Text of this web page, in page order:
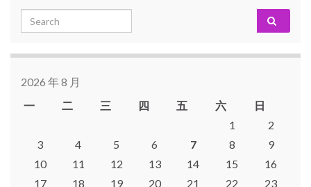
Search for:
2026 年 8 月
一
二 三 四 五 六
日
1
2
3
4 5 6 7 8
9
10
11 12 13 14 15
16
17
18 19 20 21 22
23